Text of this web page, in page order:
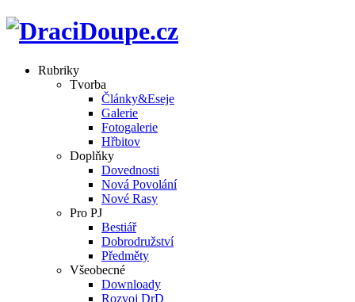
Rubriky
Tvorba
Články&Eseje
Galerie
Fotogalerie
Hřbitov
Doplňky
Dovednosti
Nová Povolání
Nové Rasy
Pro PJ
Bestiář
Dobrodružství
Předměty
Všeobecné
Downloady
Rozvoj DrD